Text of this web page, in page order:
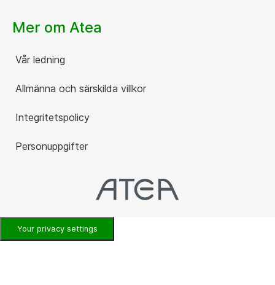
Mer om Atea
Vår ledning
Allmänna och särskilda villkor
Integritetspolicy
Personuppgifter
Your privacy settings